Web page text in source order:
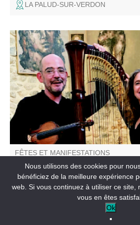
LA PALUD-SUR-VERDON
Concert avec Magali Pyka de Coster
Nicolas Delclaud au Violon,
classiques et des musiques de films.
FÊTES ET MANIFESTATIONS
Concert Harpe & Violon
LA PALUD-SUR-VERDON
Nous utilisons des cookies pour
bénéficiez de la meilleure expérience
web. Si vous continuez à utiliser ce site,
vous en êtes
Ok